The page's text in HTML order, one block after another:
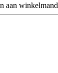
aan winkelmand